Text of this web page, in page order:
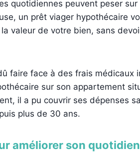
quotidiennes peuvent peser
un prêt viager hypothécaire
valeur de votre bien, sans
faire face à des frais médicaux
sur son appartement
il a pu couvrir ses dépenses
plus de 30 ans.
améliorer son quotidien